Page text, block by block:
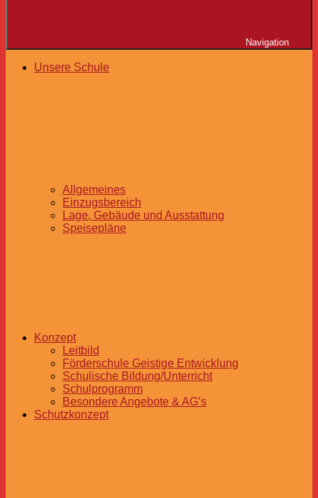
Navigation
Unsere Schule
Allgemeines
Einzugsbereich
Lage, Gebäude und Ausstattung
Speisepläne
Konzept
Leitbild
Förderschule Geistige Entwicklung
Schulische Bildung/Unterricht
Schulprogramm
Besondere Angebote & AG’s
Schutzkonzept